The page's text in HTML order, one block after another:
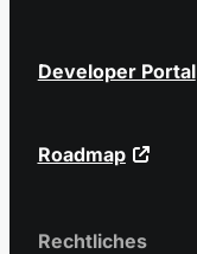
Developer Portal
Roadmap
Rechtliches